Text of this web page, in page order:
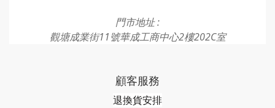
門市地址 :
觀塘成業街11號華成工商中心2樓202C室
顧客服務
退換貨安排